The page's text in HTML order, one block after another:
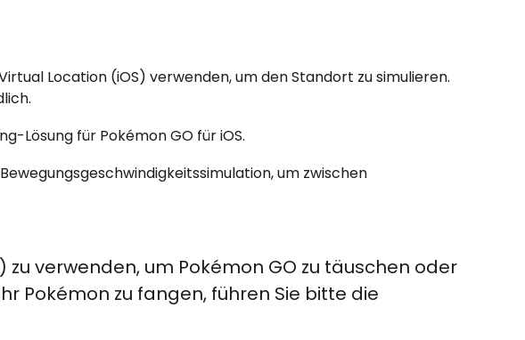
Location (iOS) verwenden, um den Standort zu simulieren.
Lösung für Pokémon GO für iOS.
um zwischen
zu verwenden, um Pokémon GO zu täuschen oder
Pokémon zu fangen, führen Sie bitte die